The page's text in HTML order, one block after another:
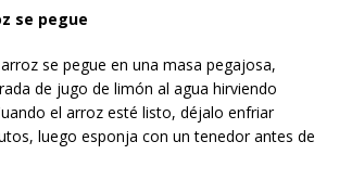
se pegue
se pegue en una masa pegajosa,
de jugo de limón al agua hirviendo
el arroz esté listo, déjalo enfriar
luego esponja con un tenedor antes de